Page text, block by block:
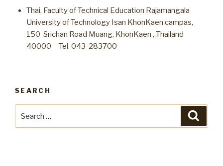
Thai, Faculty of Technical Education Rajamangala
University of Technology Isan KhonKaen campas,
150 Srichan Road Muang, KhonKaen , Thailand
40000 Tel. 043-283700
SEARCH